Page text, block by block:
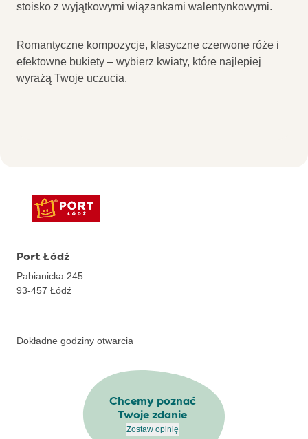
stoisko z wyjątkowymi wiązankami walentynkowymi.
Romantyczne kompozycje, klasyczne czerwone róże i
efektowne bukiety – wybierz kwiaty, które najlepiej
wyrażą Twoje uczucia.
Port Łódź
Pabianicka 245
93-457 Łódź
Dokładne godziny otwarcia
Chcemy poznać
Twoje zdanie
Zostaw opinię